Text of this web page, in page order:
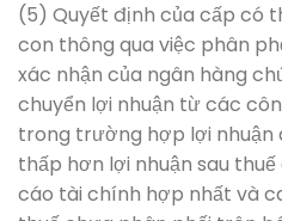
(5) Quyết định của cấp có
con thông qua việc phân
xác nhận của ngân hàng
chuyển lợi nhuận từ các
trong trường hợp lợi nhuận
thấp hơn lợi nhuận sau
cáo tài chính hợp nhất và